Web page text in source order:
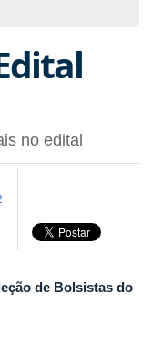
no edital
de Bolsistas do